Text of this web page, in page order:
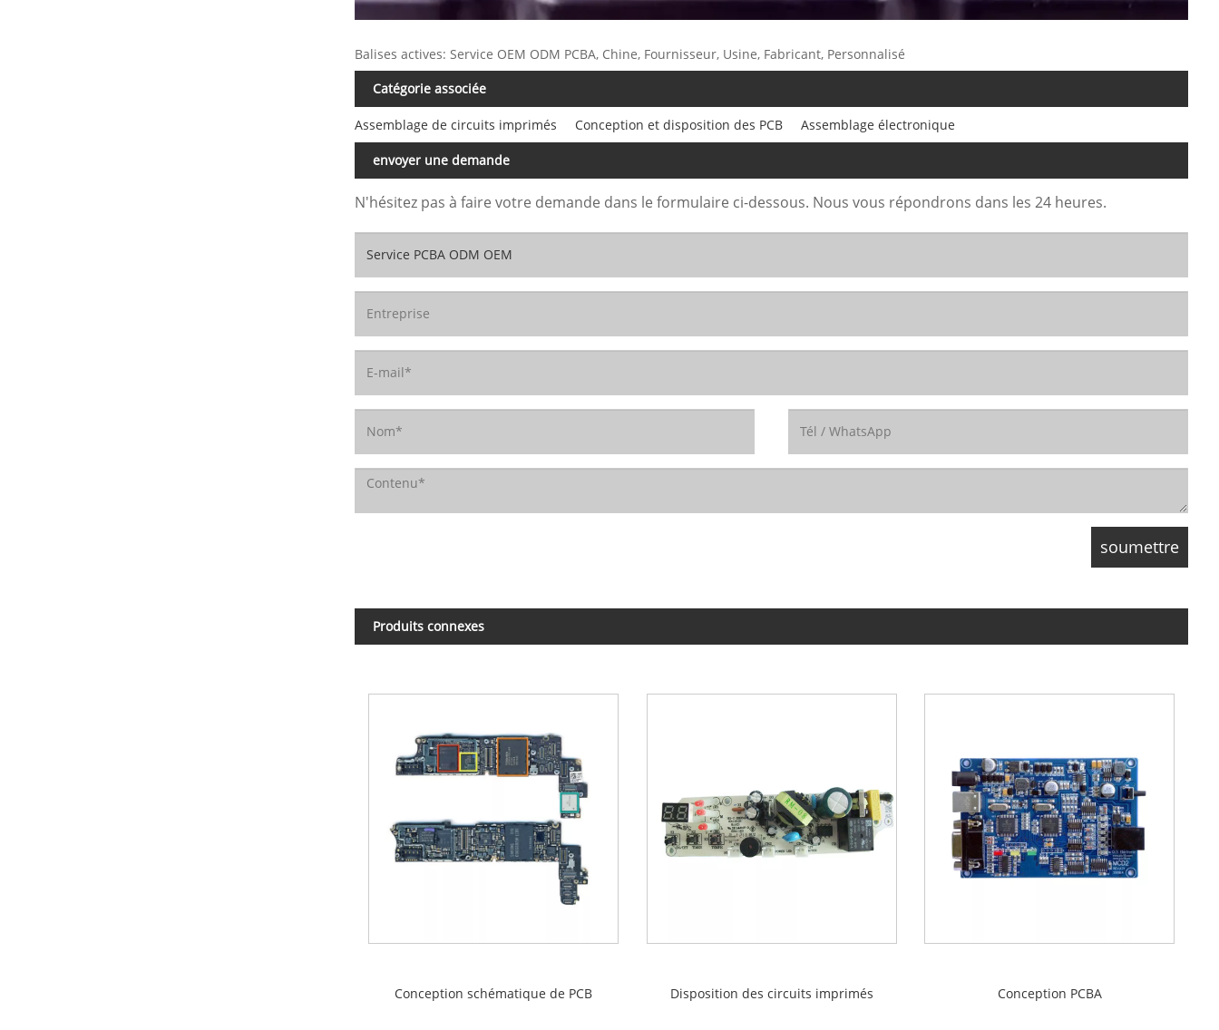
Balises actives: Service OEM ODM PCBA, Chine, Fournisseur, Usine, Fabricant, Personnalisé
Catégorie associée
Assemblage de circuits imprimés Conception et disposition des PCB Assemblage électronique
envoyer une demande
N'hésitez pas à faire votre demande dans le formulaire ci-dessous. Nous vous répondrons dans les 24 heures.
Produits connexes
Conception schématique de PCB Disposition des circuits imprimés Conception PCBA